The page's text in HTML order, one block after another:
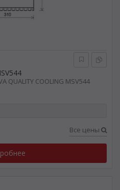
COOLING MSV544
Все цены